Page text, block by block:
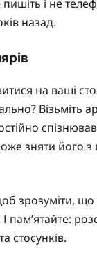
і не
назад.
на ваші
Візьміть
зняти його з
зрозуміти, що
стосунків.